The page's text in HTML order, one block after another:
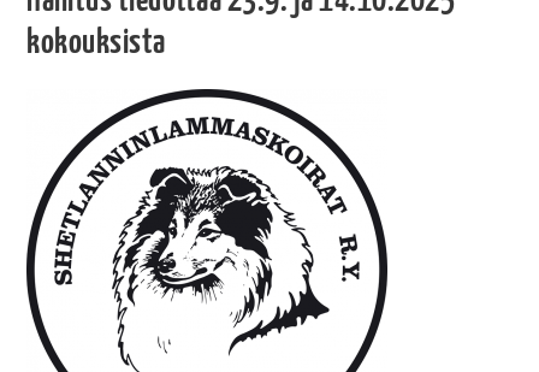
kokouksista